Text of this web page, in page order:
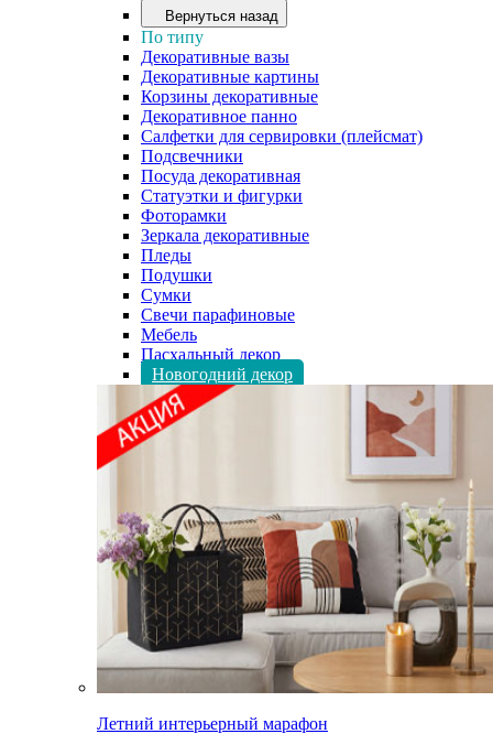
Вернуться назад
По типу
Декоративные вазы
Декоративные картины
Корзины декоративные
Декоративное панно
Салфетки для сервировки (плейсмат)
Подсвечники
Посуда декоративная
Статуэтки и фигурки
Фоторамки
Зеркала декоративные
Пледы
Подушки
Сумки
Свечи парафиновые
Мебель
Пасхальный декор
Новогодний декор
Летний интерьерный марафон